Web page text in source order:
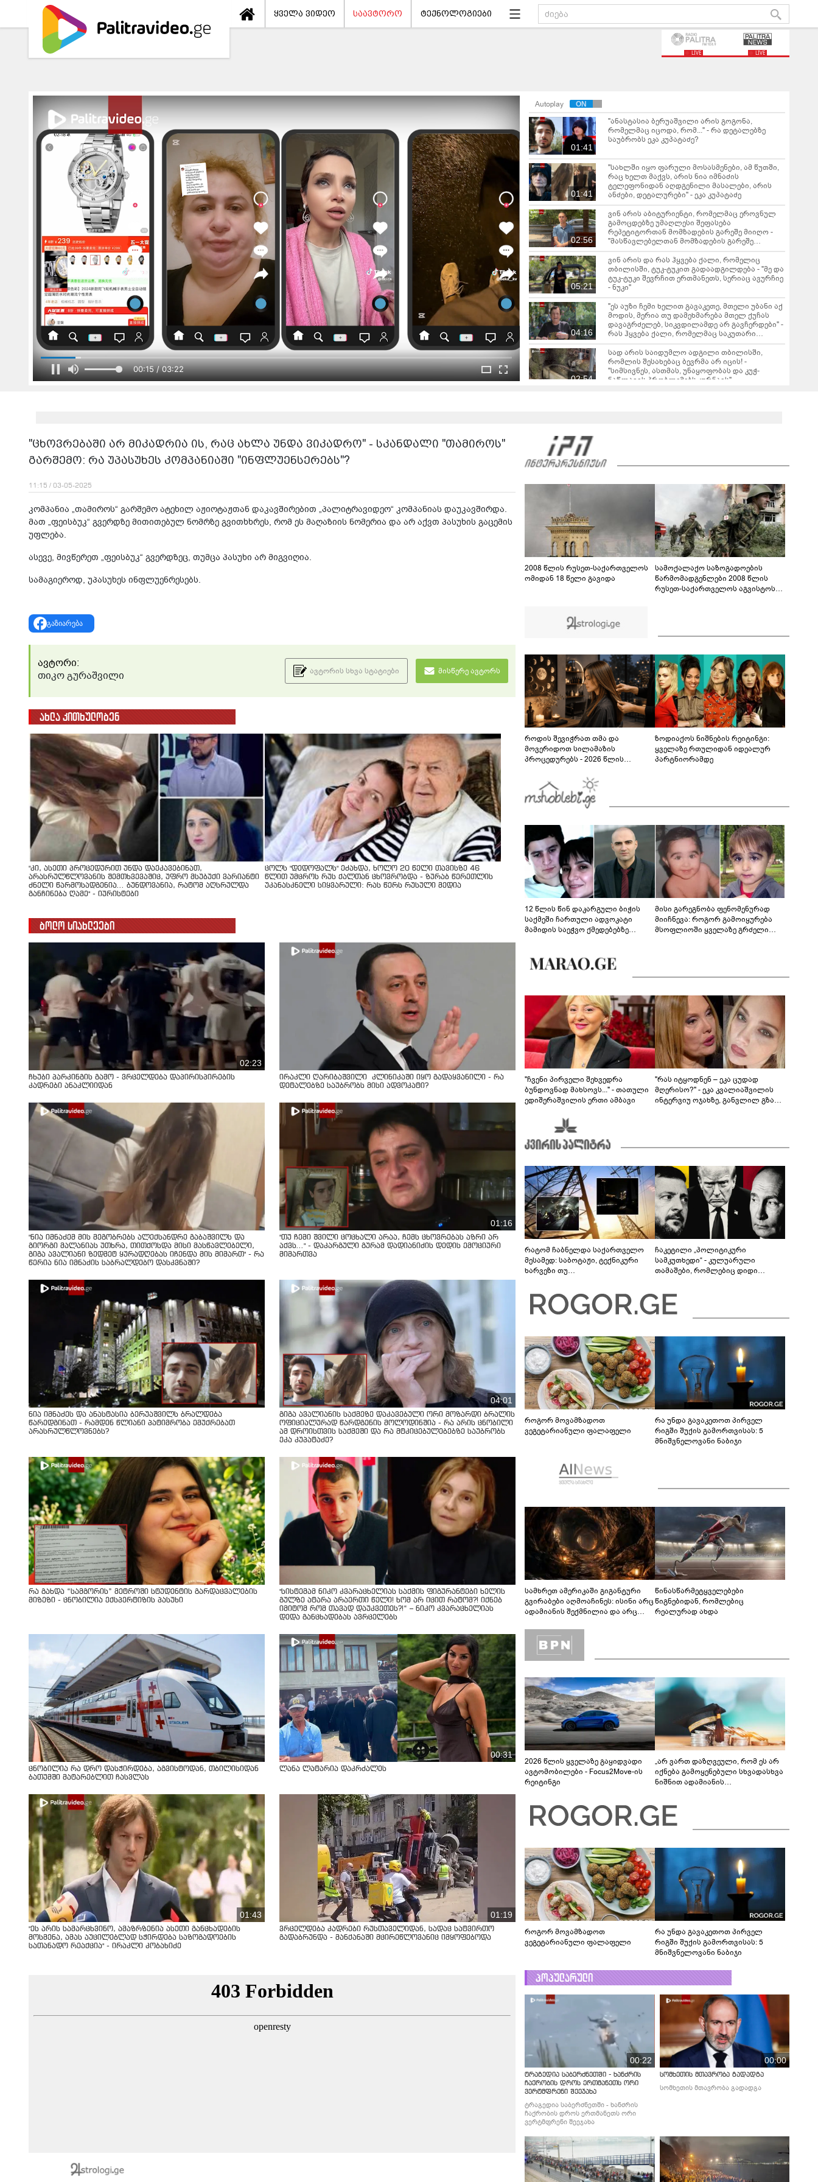
ყველა ვიდეო საავტორო ტექნოლოგიები
LIVE LIVE
00:16 / 03:22
Autoplay
01:41
"ანასტასია ბერუაშვილი არის გოგონა,
რომელმაც იცოდა, რომ..." - რა დეტალებზე
საუბრობს ეკა კუპატაძე?
01:41
"სახლში იყო ფარული მოსასმენები, ამ წუთში,
რაც ხელთ მაქვს, არის ნია იმნაძის
ტელეფონიდან აღდგენილი მასალები, არის
ანძები, დეტალურები" - ეკა კუპატაძე
02:56
ვინ არის აბიტურიენტი, რომელმაც ეროვნულ
გამოცდებზე უმაღლესი შეფასება
რეპეტიტორთან მომზადების გარეშე მიიღო -
"მასწავლებელთან მომზადების გარეშე
მაღალი ქულების მიღება შესაძლებელია, თუ..."
05:21
ვინ არის და რას ჰყვება ქალი, რომელიც
თბილისში, ტუკ-ტუკით გადაადგილდება - "მე და
ტუკ-ტუკი შევრჩით ერთმანეთს, სერიაც ავურჩიე
- ნუკი"
04:16
"ეს აუზი ჩემი ხელით გავაკეთე, მთელი უბანი აქ
მოდის, მერია თუ დამეხმარება მთელ ქუჩას
დავაგრძელებ, სიკვდილამდე არ გავჩერდები" -
რას ჰყვება ქალი, რომელმაც საკუთარი
კორპუსის წინ, საოცარი ბაღი მოაწყო
02:54
სად არის საიდუმლო ადგილი თბილისში,
რომლის შესახებაც ბევრმა არ იცის! -
"სიმსივნეს, ასთმას, უნაყოფობას და კუჭ-
ნაწლავის პრობლემებს კურნავს"
ჰყვება ქალი სკივრის გასაღებზე, რომელიც
04:01
რას ჰყვება 60 წლის აბიტურიენტი? - "ყველას
მინდა ვუთხრა, გაბედონ ის, რისი გაკეთებაც
02:08
"სათამაშო საჭის გაკეთებას 2 კვირა
მოვანდომე" - გაიცანით 13 წლის
გამომგონებელი ბიჭი, რომელიც ქედის
მუნიციპალიტეტში ცხოვრობს
"ცხოვრებაში არ მიკადრია ის, რაც ახლა უნდა ვიკადრო" - სკანდალი "თამიროს"
გარშემო: რა უპასუხეს კომპანიაში "ინფლუენსერებს"?
11:15 / 03-05-2025
კომპანია „თამიროს“ გარშემო ატეხილ აჟიოტაჟთან დაკავშირებით „პალიტრავიდეო“ კომპანიას დაუკავშირდა.
მათ „ფეისბუკ“ გვერდზე მითითებულ ნომრზე გვითხხრეს, რომ ეს მაღაზიის ნომერია და არ აქვთ პასუხის გაცემის
უფლება.
ასევე, მივწერეთ „ფეისბუკ“ გვერდზეც, თუმცა პასუხი არ მიგვიღია.
სამაგიეროდ, უპასუხეს ინფლუენრესებს.
გაზიარება
ავტორი:
თიკო გურაშვილი
ავტორის სხვა სტატიები მისწერე ავტორს
ახლა კითხულობენ
"კი, ასეთი პროცედურით უნდა დაეკავებინათ,
არასრულწლოვანის შემთხვევაშიც, უფრო მსუბუქი ვარიანტი
ძნელი წარმოსადგენია... ბუნდოვანია, რატომ აღსრულდა
განჩინება ღამე" - იურისტები
ცოლს "დედოფალს" ეძახდა, ხოლო 20 წელი თავისზე 46
წლით უმცროს რუს ქალთან ცხოვრობდა - ზურაბ წერეთლის
უკანასკნელი სიყვარული: რას წერს რუსული მედია
ბოლო სიახლეები
02:23
ჩხუბი პარკინგის გამო - ვრცელდება დაპირისპირების
კადრები ანაკლიიდან
ირაკლი ღარიბაშვილი კლინიკაში იყო გადაყვანილი - რა
დეტალებზე საუბრობს მისი ადვოკატი?
"ნია იმნაძემ მის მეგობრებს ალექსანდრე გაბაშვილს და
გიორგი მალანიას უთხრა, თითქოსდა მისი მასწავლებელი,
გიგა ავალიანი ზედმეტ ყურადღებას იჩენდა მის მიმართ" - რა
წერია ნია იმნაძის საბრალდებო დასკვნაში?
01:16
"თუ ჩემი შვილი ცოცხალი არაა, ჩემს ცხოვრებას აზრი არ
აქვს..." - დაკარგული გურამ დადიანიძის დედის ემოციური
მიმართვა
ნია იმნაძეს და ანასტასია ბერუაშვილს ბრალდება
წარედგინათ - რამდენ წლიანი პატიმრობა ემუქრებათ
არასრულწლოვნებს?
04:01
გიგა ავალიანის საქმეზე დაკავებული ორი მოზარდი ბრალის
ოფიციალურად წარდგენის მოლოდინშია - რა არის ცნობილი
ამ დროისთვის საქმეში და რა მტკიცებულებებზე საუბრობს
ეკა კუპატაძე?
რა გახდა “სამგორის” მეტროში სტუდენტის გარდაცვალების
მიზეზი - ცნობილია ექსპერტიზის პასუხი
"სისტემამ ნიკო კვარაცხელიას საქმის ფიგურანტები ხელის
გულზე ატარა არაერთი წელი! ხომ არ იცით რატომ?! იქნებ
იმიტომ რომ თავად დაუკვეთეს?!“ – ნიკო კვარაცხელიას
დედა განცხადებას ავრცელებს
ცნობილია რა დრო დასჭირდება, აგვისტოდან, თბილისიდან
ბათუმში მატარებლით ჩასვლას
00:31
ლანა ლატარია დაკრძალეს
01:43
"ეს არის სამარცხვინო, ამაზრზენია ასეთი განცხადების
მოსმენა, ამას აუცილებლად სჭირდება საზოგადოების
სათანადო რეაქცია" - ირაკლი კობახიძე
01:19
ვრცელდება კადრები რუსთაველიდან, სადაც სატვირთო
გადაბრუნდა - მანქანაში მცირეწლოვანიც იმყოფებოდა
2008 წლის რუსეთ-საქართველოს
ომიდან 18 წელი გავიდა
სამოქალაქო საზოგადოების
წარმომადგენლები 2008 წლის
რუსეთ-საქართველოს აგვისტოს
როდის შევიჭრათ თმა და
მოვერიდოთ სილამაზის
პროცედურებს - 2026 წლის
გზამკვლევი
ზოდიაქოს ნიშნების რეიტინგი:
ყველაზე რთულიდან იდეალურ
პარტნიორამდე
12 წლის წინ დაკარგული ბიჭის
საქმეში ჩართული ადვოკატი
მამიდის საეჭვო ქმედებებზე
მოწოდებაზე... წლობით
მიმდინარეობდა საქმის
მისი გარეგნობა ფენომენურად
მიიჩნევა: როგორ გამოიყურება
მსოფლიოში ყველაზე გრძელი
"ჩვენი პირველი შეხვედრა
ბუნდოვნად მახსოვს..." - თათული
ედიშერაშვილის ერთი ამბავი
"რას იტყოდნენ – ეკა ცუდად
მღერისო?" - ეკა კვალიაშვილის
ინტერვიუ ოჯახზე, განვლილ გზასა
რატომ ჩაბნელდა საქართველო
მესამედ: საბოტაჟი, ტექნიკური
ხარვეზი თუ
ჩაკეტილი „პოლიტიკური
სამკუთხედი“ - კულუარული
თამაშები, რომლებიც დიდი
როგორ მოვამზადოთ
ვეგეტარიანული ფალაფელი
რა უნდა გავაკეთოთ პირველ
რიგში შუქის გამორთვისას: 5
მნიშვნელოვანი ნაბიჯი
სამხრეთ ამერიკაში გიგანტური
გვირაბები აღმოაჩინეს: ისინი არც
ადამიანის შექმნილია და არც
ლაბირინთები?
წინასწარმეტყველებები
წიგნებიდან, რომლებიც
რეალურად ახდა
2026 წლის ყველაზე გაყიდვადი
ავტომობილები - Focus2Move-ის
რეიტინგი
„არ ვართ დაზღვეული, რომ ეს არ
იქნება გამოყენებული სხვადასხვა
ნიშნით ადამიანის
უფსკრულისკენ მიდის“
როგორ მოვამზადოთ
ვეგეტარიანული ფალაფელი
რა უნდა გავაკეთოთ პირველ
რიგში შუქის გამორთვისას: 5
მნიშვნელოვანი ნაბიჯი
პოპულარული
00:22
ტრაგედია საბერძნეთში - ხანძრის
ჩაქრობის დროს ერთმანეთს ორი
ვერტმფრენი შეეჯახა
ტრაგედია საბერძნეთში - ხანძრის
ჩაქრობის დროს ერთმანეთს ორი
ვერტმფრენი შეეჯახა
00:00
სომხეთის მთავრობა გადადგა
სომხეთის მთავრობა გადადგა